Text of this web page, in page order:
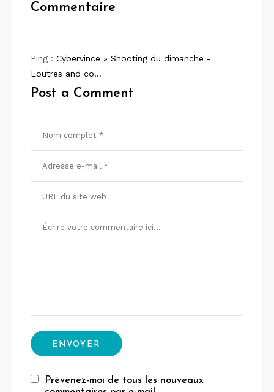
Commentaire
Ping : Cybervince » Shooting du dimanche -
Loutres and co…
Post a Comment
Prévenez-moi de tous les nouveaux